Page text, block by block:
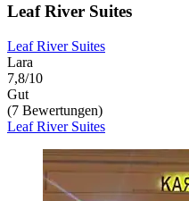
Leaf River Suites
Leaf River Suites
Lara
7,8/10
Gut
(7 Bewertungen)
Leaf River Suites